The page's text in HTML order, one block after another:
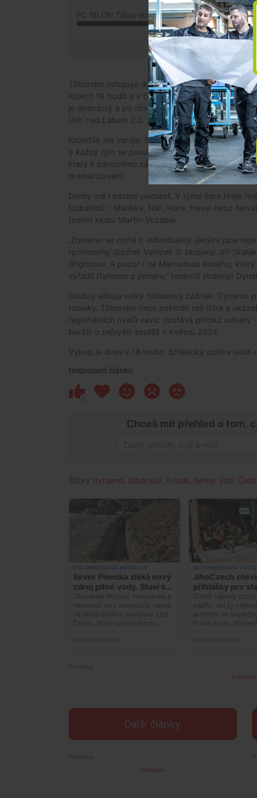
FC SILON Táborsko
CELKEM HLASOVALO
Táborsko vstupuje do zápasu z pozice lídra.
kolech 18 bodů a v čele tabulky drží před
je dvanáctý a po chvilkovém zvednutí formy
Ústí nad Labem 2:3.
Kronďák ale varuje, že postavení v tabulce v
a každý tým se posune nahoru. Soutěž je
který k pátečnímu zápasu přistupuje s
dramatizování.
Derby má i osobní podtext. V týmu lídra hraje
fotbalistů – Matějka, Nikl, Hora, Havel nebo
ředitel klubu Martin Vozábal.
„Dynamo se opírá o individuality, jakými jsou
rychlonohý útočník Vaníček či zkušený Jiří
Brightonu. A pozor i na Mamadoua Koného,
vyřadil Dynamo z poháru," hodnotí strategii
Souboj slibuje velký fotbalový zážitek. Dynamo
tabulky. Táborsko chce potvrdit roli lídra a
regionálních rivalů navíc dostává příchuť odvety
baráži o nejvyšší soutěž v květnu 2024.
Výkop je dnes v 18 hodin. Střelecký ostrov uvidí
Hodnocení článku
1
Chceš mít přehled o tom,
Štítky dynamo táborsko fotbal derby jižní
Premium
Další články
Premium